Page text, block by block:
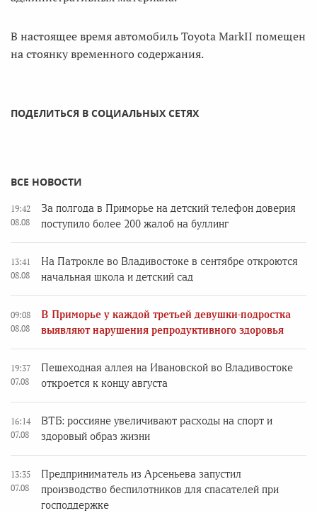
В настоящее время автомобиль Toyota MarkII помещен
на стоянку временного содержания.
ПОДЕЛИТЬСЯ В СОЦИАЛЬНЫХ СЕТЯХ
ВСЕ НОВОСТИ
19:42
08.08
За полгода в Приморье на детский телефон доверия
поступило более 200 жалоб на буллинг
13:41
08.08
На Патрокле во Владивостоке в сентябре откроются
начальная школа и детский сад
09:08
08.08
В Приморье у каждой третьей девушки-подростка
выявляют нарушения репродуктивного здоровья
19:37
07.08
Пешеходная аллея на Ивановской во Владивостоке
откроется к концу августа
16:14
07.08
ВТБ: россияне увеличивают расходы на спорт и
здоровый образ жизни
13:35
07.08
Предприниматель из Арсеньева запустил
производство беспилотников для спасателей при
господдержке